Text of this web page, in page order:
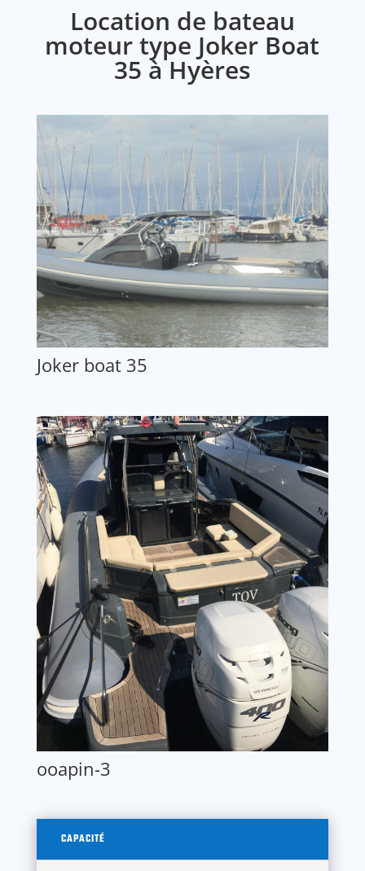
Location de bateau
moteur type Joker Boat
35 à Hyères
Joker boat 35
ooapin-3
CAPACITÉ